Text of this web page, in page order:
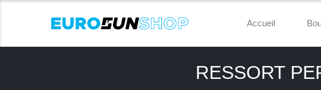
Accueil
RESSORT